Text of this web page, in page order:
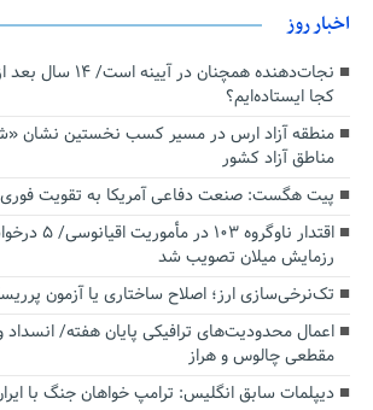
اخبار روز
نجات‌دهنده‌ همچنان در
کجا ایستاده‌ایم؟
منطقه آزاد ارس در مسیر کسب نخستین نشان
مناطق آزاد کشور
پیت هگست: صنعت دفاعی آمریکا به تقویت فوری
اقتدار ناوگروه
رزمایش میلان تصویب شد
تک‌نرخی‌سازی ارز؛ اصلاح ساختاری یا آزمون
اعمال محدودیت‌های ترافیکی پایان هفته/
مقطعی چالوس و هراز
دیپلمات سابق انگلیس:‌ ترامپ خواهان جنگ با